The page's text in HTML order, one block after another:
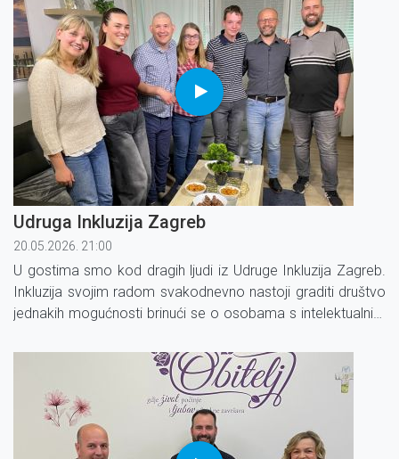
Udruga Inkluzija Zagreb
20.05.2026. 21:00
U gostima smo kod dragih ljudi iz Udruge Inkluzija Zagreb.
Inkluzija svojim radom svakodnevno nastoji graditi društvo
jednakih mogućnosti brinući se o osobama s intelektualnim